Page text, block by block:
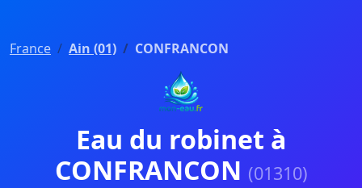
France Ain (01) CONFRANCON
Eau du robinet à
CONFRANCON (01310)